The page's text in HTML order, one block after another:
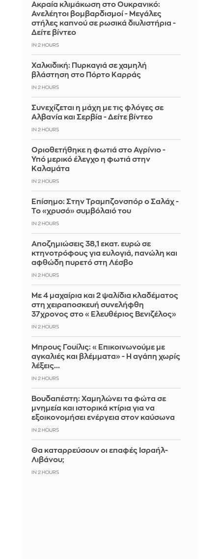
Ακραία κλιμάκωση στο Ουκρανικό:
Ανελέητοι βομβαρδισμοί - Μεγάλες
στήλες καπνού σε ρωσικά διυλιστήρια -
Δείτε βίντεο
IN 2 HOURS
Χαλκιδική: Πυρκαγιά σε χαμηλή
βλάστηση στο Πόρτο Καρράς
IN 2 HOURS
Συνεχίζεται η μάχη με τις φλόγες σε
Αλβανία και Σερβία - Δείτε βίντεο
IN 2 HOURS
Οριοθετήθηκε η φωτιά στο Αγρίνιο -
Υπό μερικό έλεγχο η φωτιά στην
Καλαμάτα
IN 2 HOURS
Επίσημο: Στην Τραμπζονσπόρ ο Σαλάχ -
Το «χρυσό» συμβόλαιό του
IN 2 HOURS
Αποζημιώσεις 38,1 εκατ. ευρώ σε
κτηνοτρόφους για ευλογιά, πανώλη και
αφθώδη πυρετό στη Λέσβο
IN 2 HOURS
Με 4 μαχαίρια και 2 ψαλίδια κλαδέματος
στη χειραποσκευή συνελήφθη
37χρονος στο «Ελευθέριος Βενιζέλος»
IN 2 HOURS
Μπρους Γουίλις: «Επικοινωνούμε με
αγκαλιές και βλέμματα» - Η αγάπη χωρίς
λέξεις...
IN 2 HOURS
Βουδαπέστη: Χαμηλώνει τα φώτα σε
μνημεία και ιστορικά κτίρια για να
εξοικονομήσει ενέργεια στον καύσωνα
IN 2 HOURS
Θα καταρρεύσουν οι επαφές Ισραήλ-
Λιβάνου;
IN 2 HOURS